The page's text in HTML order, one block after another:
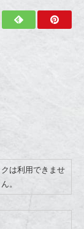
クは利用できませ
ん。